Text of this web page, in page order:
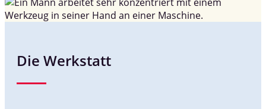
Die Werkstatt